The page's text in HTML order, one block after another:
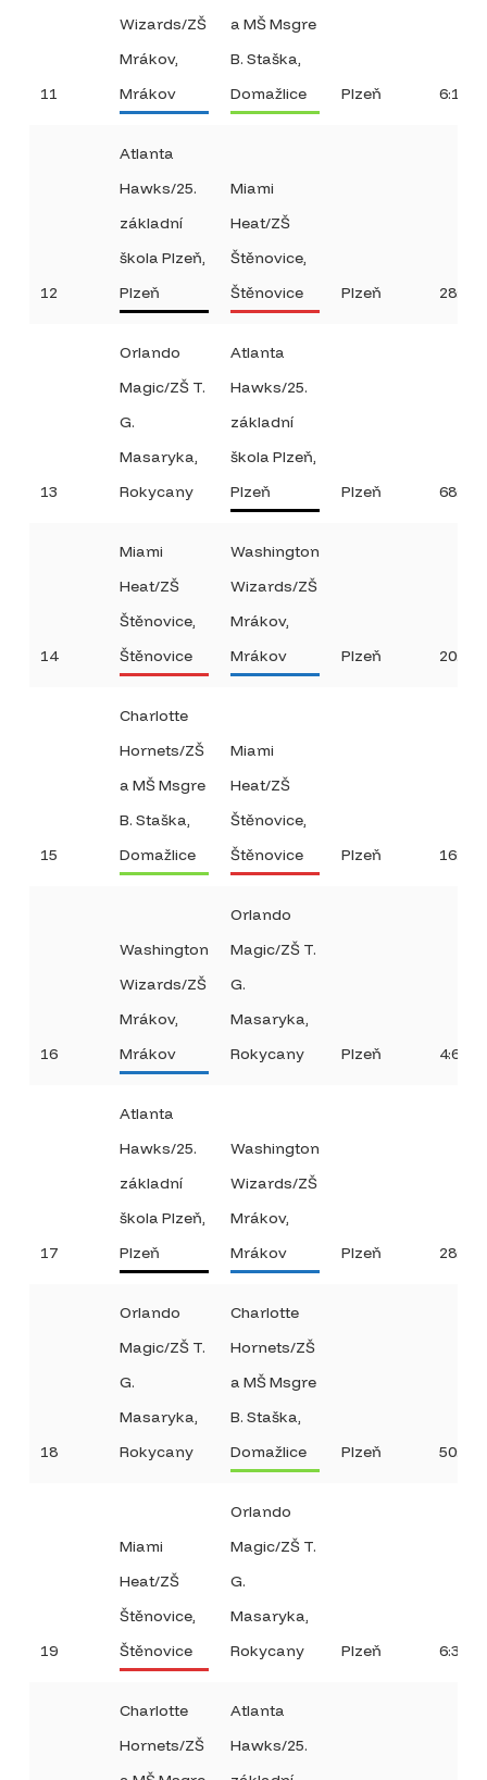
11
Wizards/ZŠ
Mrákov,
Mrákov
a MŠ Msgre
B. Staška,
Domažlice
Plzeň 6:14
12
Atlanta
Hawks/25.
základní
škola Plzeň,
Plzeň
Miami
Heat/ZŠ
Štěnovice,
Štěnovice
Plzeň 28:18
13
Orlando
Magic/ZŠ T.
G.
Masaryka,
Rokycany
Atlanta
Hawks/25.
základní
škola Plzeň,
Plzeň
Plzeň 68:4
14
Miami
Heat/ZŠ
Štěnovice,
Štěnovice
Washington
Wizards/ZŠ
Mrákov,
Mrákov
Plzeň 20:8
15
Charlotte
Hornets/ZŠ
a MŠ Msgre
B. Staška,
Domažlice
Miami
Heat/ZŠ
Štěnovice,
Štěnovice
Plzeň 16:18
16
Washington
Wizards/ZŠ
Mrákov,
Mrákov
Orlando
Magic/ZŠ T.
G.
Masaryka,
Rokycany
Plzeň 4:64
17
Atlanta
Hawks/25.
základní
škola Plzeň,
Plzeň
Washington
Wizards/ZŠ
Mrákov,
Mrákov
Plzeň 28:20
18
Orlando
Magic/ZŠ T.
G.
Masaryka,
Rokycany
Charlotte
Hornets/ZŠ
a MŠ Msgre
B. Staška,
Domažlice
Plzeň 50:6
19
Miami
Heat/ZŠ
Štěnovice,
Štěnovice
Orlando
Magic/ZŠ T.
G.
Masaryka,
Rokycany
Plzeň 6:32
Charlotte
Hornets/ZŠ
Atlanta
Hawks/25.